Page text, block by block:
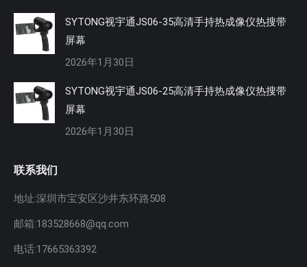
SYTONG视宇通JS06-35高清手持热成像仪热搜带
屏幕
2026年1月30日
SYTONG视宇通JS06-25高清手持热成像仪热搜带
屏幕
2026年1月30日
联系我们
地址:深圳市宝安区沙井东环路508
邮箱:183528668@qq.com
电话:17665363392